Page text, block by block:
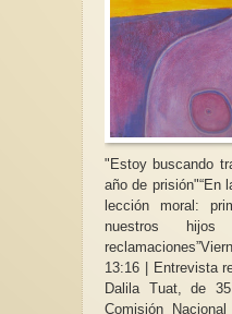
"Estoy buscando
año de prisión"“En
lección moral:
nuestros
13:16 | Entrevista
Dalila Tuat, de
Comisión